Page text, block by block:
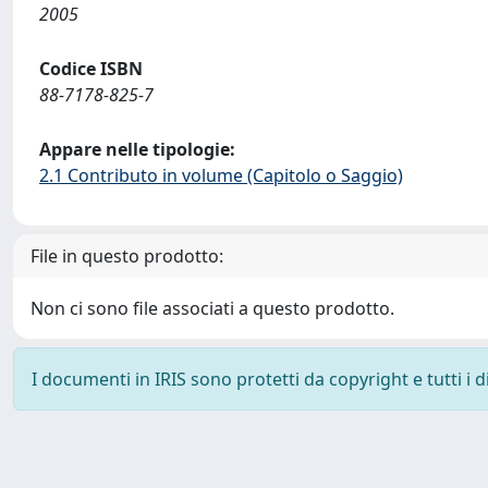
2005
Codice ISBN
88-7178-825-7
Appare nelle tipologie:
2.1 Contributo in volume (Capitolo o Saggio)
File in questo prodotto:
Non ci sono file associati a questo prodotto.
I documenti in IRIS sono protetti da copyright e tutti i